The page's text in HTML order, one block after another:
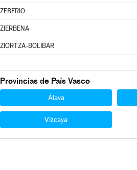
ZEBERIO
ZIERBENA
ZIORTZA-BOLIBAR
Provincias de País Vasco
Álava
Vizcaya